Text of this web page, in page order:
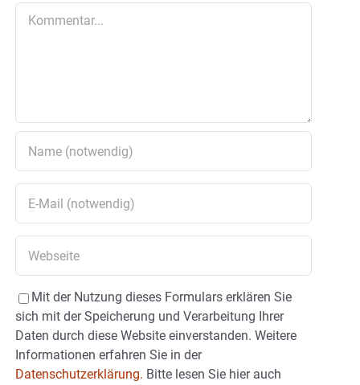
Mit der Nutzung dieses Formulars erklären Sie
sich mit der Speicherung und Verarbeitung Ihrer
Daten durch diese Website einverstanden. Weitere
Informationen erfahren Sie in der
Datenschutzerklärung. Bitte lesen Sie hier auch